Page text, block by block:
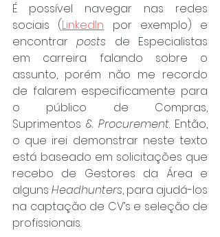
É possível navegar nas redes
sociais (LinkedIn por exemplo) e
encontrar posts de Especialistas
em carreira falando sobre o
assunto, porém não me recordo
de falarem especificamente para
o público de Compras,
Suprimentos & Procurement. Então,
o que irei demonstrar neste texto
está baseado em solicitações que
recebo de Gestores da Área e
alguns Headhunters, para ajudá-los
na captação de CV’s e seleção de
profissionais.